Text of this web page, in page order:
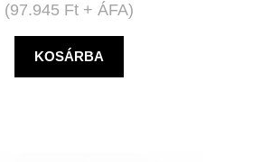
(97.945 Ft+ ÁFA)
KOSÁRBA